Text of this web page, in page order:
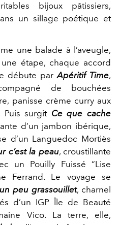
bijoux pâtissiers,
un sillage poétique et
une balade à l’aveugle,
étape, chaque accord
débute par Apéritif Time,
de bouchées
panisse crème curry aux
Puis surgit Ce que cache
d’un jambon ibérique,
d’un Languedoc Mortiès
c’est la peau, croustillante
un Pouilly Fuissé “Lise
Ferrand. Le voyage se
peu grassouillet, charnel
d’un IGP Île de Beauté
Vico. La terre, elle,